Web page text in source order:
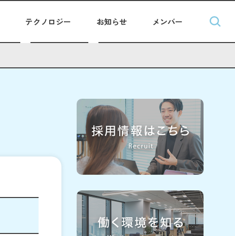
テクノロジー お知らせ メンバー